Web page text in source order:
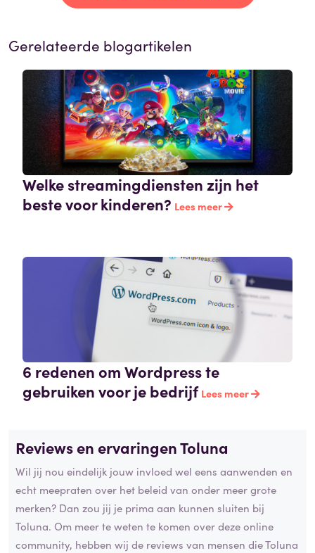
Gerelateerde blogartikelen
Welke streamingdiensten zijn het
beste voor kinderen? Lees meer
6 redenen om Wordpress te
gebruiken voor je bedrijf Lees meer
Reviews en ervaringen Toluna
Wil jij nou eindelijk jouw invloed wel eens aanwenden en
echt meepraten over het beleid van onder meer grote
merken? Dan zou jij je prima aan kunnen sluiten bij
Toluna. Om meer te weten te komen over deze online
community, hebben wij de reviews van mensen die Toluna